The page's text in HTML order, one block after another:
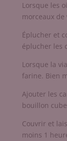
Lorsque les
morceaux
Éplucher et
éplucher les
Lorsque la
farine. Bien
Ajouter les
bouillon
Couvrir et
moins 1